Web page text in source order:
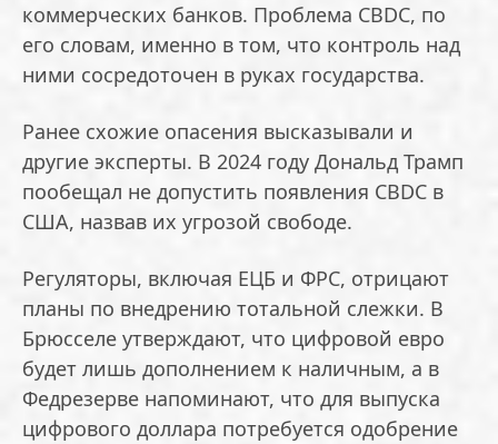
коммерческих банков. Проблема CBDC, по
его словам, именно в том, что контроль над
ними сосредоточен в руках государства.
Ранее схожие опасения высказывали и
другие эксперты. В 2024 году Дональд Трамп
пообещал не допустить появления CBDC в
США, назвав их угрозой свободе.
Регуляторы, включая ЕЦБ и ФРС, отрицают
планы по внедрению тотальной слежки. В
Брюсселе утверждают, что цифровой евро
будет лишь дополнением к наличным, а в
Федрезерве напоминают, что для выпуска
цифрового доллара потребуется одобрение